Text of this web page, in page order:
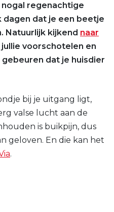
regenachtige
dagen dat je een beetje
Natuurlijk kijkend naar
voorschotelen en
dat je huisdier
bij je uitgang ligt,
valse lucht aan de
is buikpijn, dus
geloven. En die kan het
.